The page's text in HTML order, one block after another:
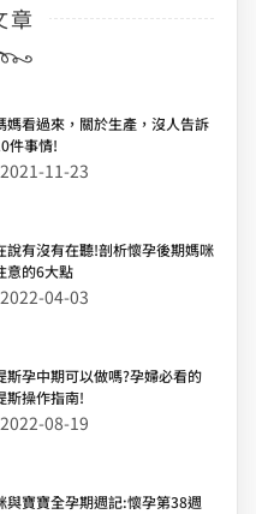
章
媽看過來，關於生產，沒人告訴
件事情!
2021-11-23
說有沒有在聽!剖析懷孕後期媽咪
意的6大點
2022-04-03
斯孕中期可以做嗎?孕婦必看的
斯操作指南!
2022-08-19
與寶寶全孕期週記:懷孕第38週